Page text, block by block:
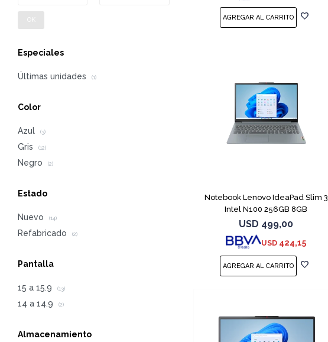
Notebook Lenovo IdeaPad Slim 3
Intel N100 256GB 8GB
USD 499,00
USD 424,15
OK
Especiales
Últimas unidades (1)
Color
Azul (3)
Gris (12)
Negro (2)
Estado
Nuevo (14)
Refabricado (2)
Pantalla
15 a 15.9 (13)
14 a 14.9 (2)
Almacenamiento